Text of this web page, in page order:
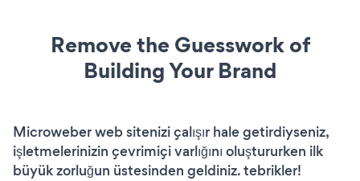
Remove the Guesswork of
Building Your Brand
Microweber web sitenizi çalışır hale getirdiyseniz,
işletmelerinizin çevrimiçi varlığını oluştururken ilk
büyük zorluğun üstesinden geldiniz. tebrikler!